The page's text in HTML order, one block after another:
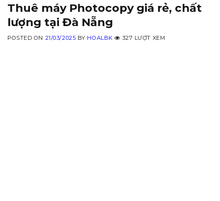
Thuê máy Photocopy giá rẻ, chất
lượng tại Đà Nẵng
POSTED ON 21/03/2025 BY HOALBK 327 LƯỢT XEM